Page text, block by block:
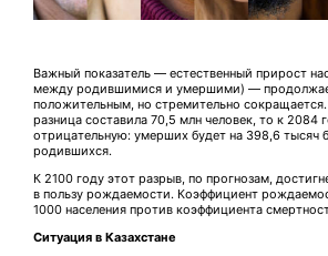
Важный показатель — естественный прирост
между родившимися и умершими) —
положительным, но стремительно
разница составила 70,5 млн человек, то к 2084
отрицательную: умерших будет на 398,6 тысяч
родившихся.
К 2100 году этот разрыв, по прогнозам,
в пользу рождаемости. Коэффициент
1000 населения против коэффициента
Ситуация в Казахстане